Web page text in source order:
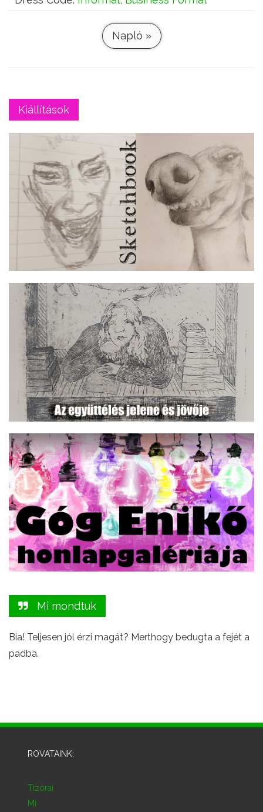
Napló »
Kiállítások
Mi mondtuk
Bia! Teljesen jól érzi magát? Merthogy bedugta a fejét a
padba.
ROVATAINK:
Tízórai
Mi